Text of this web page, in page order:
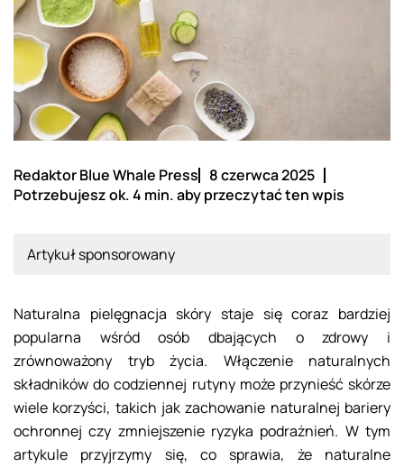
Redaktor Blue Whale Press
8 czerwca 2025
Potrzebujesz ok. 4 min. aby przeczytać ten wpis
Artykuł sponsorowany
Naturalna pielęgnacja skóry staje się coraz bardziej
popularna wśród osób dbających o zdrowy i
zrównoważony tryb życia. Włączenie naturalnych
składników do codziennej rutyny może przynieść skórze
wiele korzyści, takich jak zachowanie naturalnej bariery
ochronnej czy zmniejszenie ryzyka podrażnień. W tym
artykule przyjrzymy się, co sprawia, że naturalne